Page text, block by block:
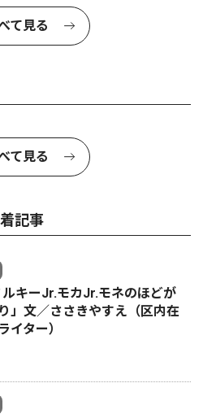
て見る
て見る
記事
キーJr.モカJr.モネのほどが
」文／ささきやすえ（区内在
イター）